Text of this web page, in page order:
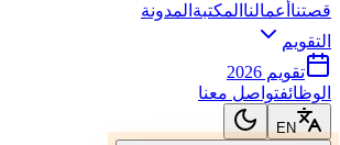
قصتنا أعمالنا المكتبة المدونة
التقويم
تقويم 2026
الوظائفتواصل معنا
EN